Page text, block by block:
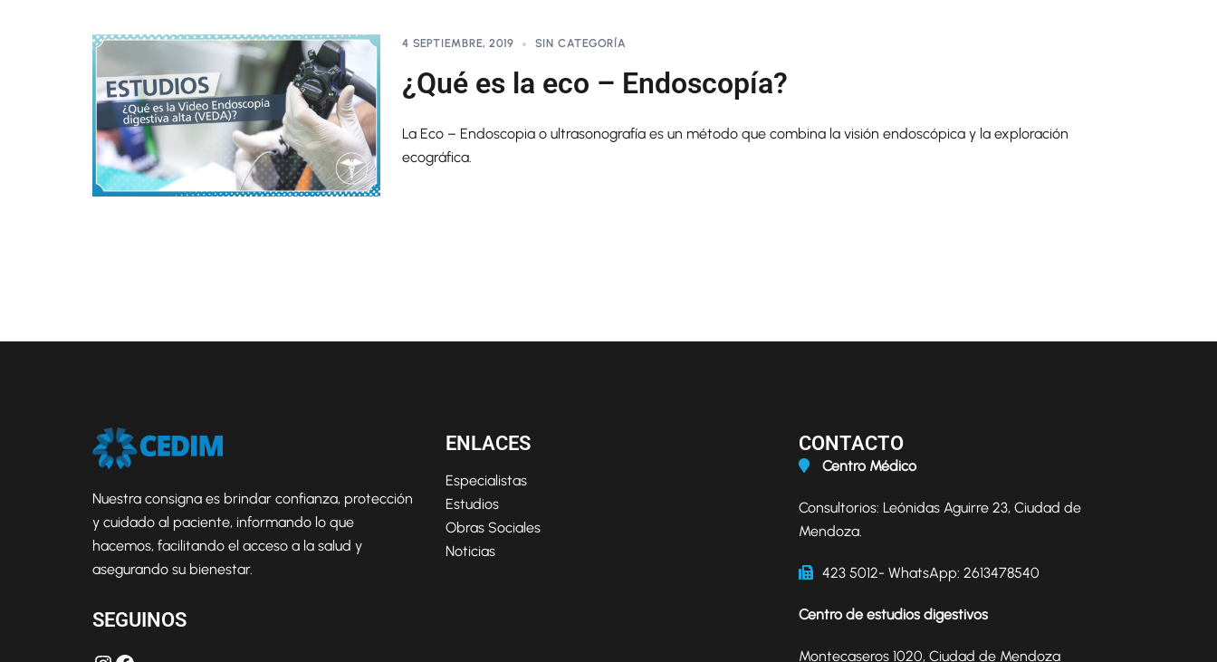
4 SEPTIEMBRE, 2019 SIN CATEGORÍA
¿Qué es la eco – Endoscopía?
La Eco – Endoscopia o ultrasonografía es un método que combina la visión endoscópica y la exploración
ecográfica.
Nuestra consigna es brindar confianza, protección
y cuidado al paciente, informando lo que
hacemos, facilitando el acceso a la salud y
asegurando su bienestar.
SEGUINOS
ENLACES
Especialistas
Estudios
Obras Sociales
Noticias
CONTACTO
Centro Médico
Consultorios: Leónidas Aguirre 23, Ciudad de
Mendoza.
423 5012- WhatsApp: 2613478540
Centro de estudios digestivos
Montecaseros 1020, Ciudad de Mendoza